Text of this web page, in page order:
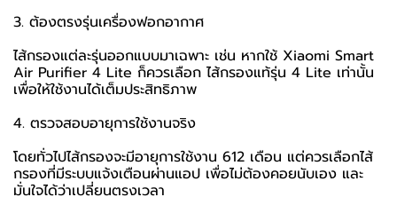
3. ต้องตรงรุ่นเครื่องฟอกอากาศ
ไส้กรองแต่ละรุ่นออกแบบมาเฉพาะ เช่น หากใช้ Xiaomi Smart
Air Purifier 4 Lite ก็ควรเลือก ไส้กรองแท้รุ่น 4 Lite เท่านั้น
เพื่อให้ใช้งานได้เต็มประสิทธิภาพ
4. ตรวจสอบอายุการใช้งานจริง
โดยทั่วไปไส้กรองจะมีอายุการใช้งาน 612 เดือน แต่ควรเลือกไส้
กรองที่มีระบบแจ้งเตือนผ่านแอป เพื่อไม่ต้องคอยนับเอง และ
มั่นใจได้ว่าเปลี่ยนตรงเวลา